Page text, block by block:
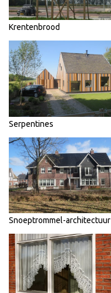
Krentenbrood
Serpentines
Snoeptrommel-architectuur